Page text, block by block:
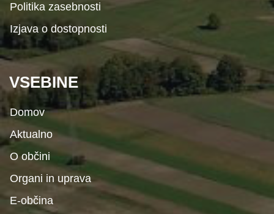
Politika zasebnosti
Izjava o dostopnosti
VSEBINE
Domov
Aktualno
O občini
Organi in uprava
E-občina